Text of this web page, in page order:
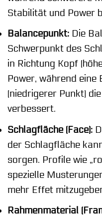
Stabilität und Power
Balancepunkt: Die
Schwerpunkt des
in Richtung Kopf
Power, während
(niedrigerer Punkt)
verbessert.
Schlagfläche (Face):
der Schlagfläche
sorgen. Profile wie
spezielle
mehr Effet
Rahmenmaterial